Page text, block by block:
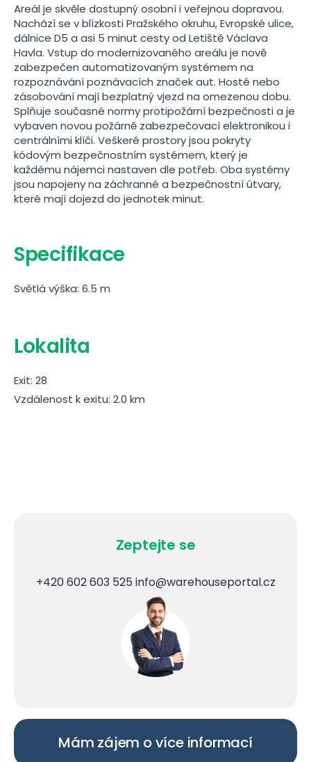
Areál je skvěle dostupný osobní i veřejnou dopravou.
Nachází se v blízkosti Pražského okruhu, Evropské ulice,
dálnice D5 a asi 5 minut cesty od Letiště Václava
Havla. Vstup do modernizovaného areálu je nově
zabezpečen automatizovaným systémem na
rozpoznávání poznávacích značek aut. Hosté nebo
zásobování mají bezplatný vjezd na omezenou dobu.
Splňuje současné normy protipožární bezpečnosti a je
vybaven novou požárně zabezpečovací elektronikou i
centrálními klíči. Veškeré prostory jsou pokryty
kódovým bezpečnostním systémem, který je
každému nájemci nastaven dle potřeb. Oba systémy
jsou napojeny na záchranné a bezpečnostní útvary,
které mají dojezd do jednotek minut.
Specifikace
Světlá výška: 6.5 m
Lokalita
Exit: 28
Vzdálenost k exitu: 2.0 km
Zeptejte se
+420 602 603 525 info@warehouseportal.cz
Mám zájem o více informací